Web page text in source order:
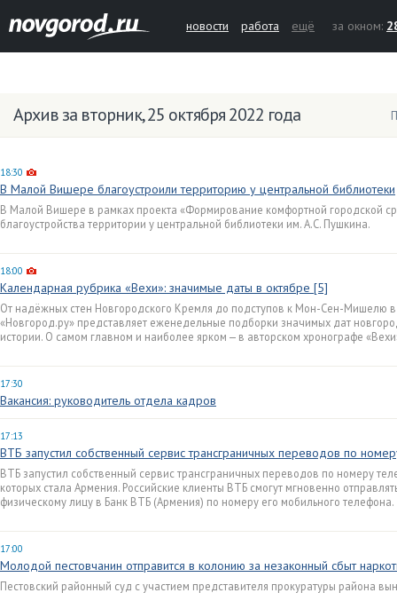
новости работа ещё за окном:
Архив за вторник, 25 октября 2022 года
18:30
В Малой Вишере благоустроили территорию у центральной библиотеки
В Малой Вишере в рамках проекта «Формирование комфортной городской
благоустройства территории у центральной библиотеки им. А.С. Пушкина.
18:00
Календарная рубрика «Вехи»: значимые даты в октябре [5]
От надёжных стен Новгородского Кремля до подступов к Мон-Сен-Мишелю
«Новгород.ру» представляет еженедельные подборки значимых дат
истории. О самом главном и наиболее ярком — в авторском хронографе
17:30
Вакансия: руководитель отдела кадров
17:13
ВТБ запустил собственный сервис трансграничных переводов по
ВТБ запустил собственный сервис трансграничных переводов по номеру
которых стала Армения. Российские клиенты ВТБ смогут мгновенно
физическому лицу в Банк ВТБ (Армения) по номеру его мобильного телефона.
17:00
Молодой пестовчанин отправится в колонию за незаконный сбыт
Пестовский районный суд с участием представителя прокуратуры района